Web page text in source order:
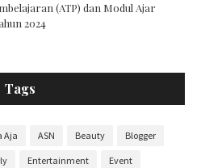
(ATP) dan Modul Ajar
2024
Tags
Aja ASN Beauty Blogger
Entertainment Event